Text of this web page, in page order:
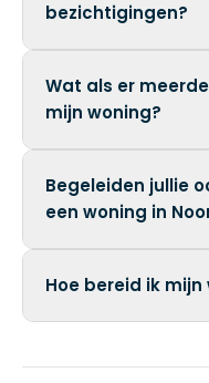
bezichtigingen?
Wat als er
mijn woning?
Begeleiden jullie
een woning in
Hoe bereid ik